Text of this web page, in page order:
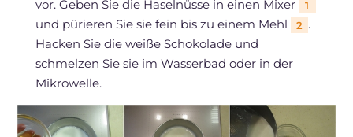
vor. Geben Sie die Haselnüsse in einen Mixer 1
und pürieren Sie sie fein bis zu einem Mehl 2 .
Hacken Sie die weiße Schokolade und
schmelzen Sie sie im Wasserbad oder in der
Mikrowelle.